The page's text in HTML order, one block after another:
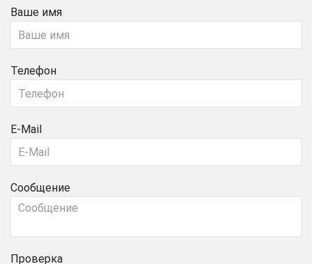
Ваше имя
Телефон
E-Mail
Сообщение
Проверка